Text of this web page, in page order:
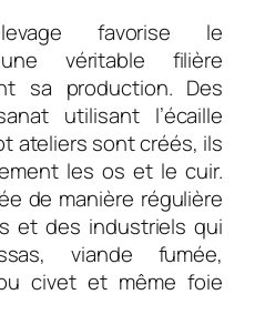
favorise le
véritable filière
sa production. Des
utilisant l’écaille
ateliers sont créés, ils
les os et le cuir.
de manière régulière
et des industriels qui
viande fumée,
civet et même foie